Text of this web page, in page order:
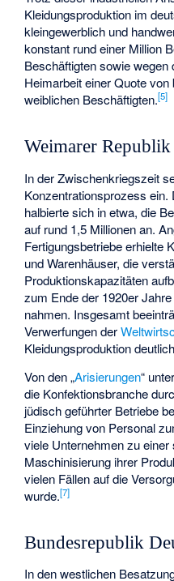
Kleidungsproduktion im
kleingewerblich und
konstant rund einer Million
Beschäftigten sowie
Heimarbeit einer Quote
weiblichen Beschäftigten.[5]
Weimarer
In der Zwischenkriegszeit
Konzentrationsprozess ein.
halbierte sich in etwa, die
auf rund 1,5 Millionen an.
Fertigungsbetriebe erhielte
und Warenhäuser, die
Produktionskapazitäten
zum Ende der 1920er
nahmen. Insgesamt
Verwerfungen der
Kleidungsproduktion
Von den „Arisierungen“
die Konfektionsbranche
jüdisch geführter Betriebe
Einziehung von Personal
viele Unternehmen zu einer
Maschinisierung ihrer
vielen Fällen auf die
wurde.[7]
Bundesrepublik
In den westlichen